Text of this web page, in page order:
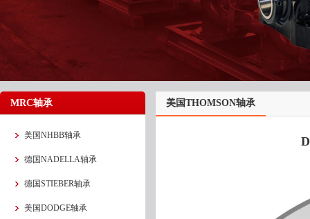
MRC轴承
美国NHBB轴承
德国NADELLA轴承
德国STIEBER轴承
美国DODGE轴承
美国THOMSON轴承